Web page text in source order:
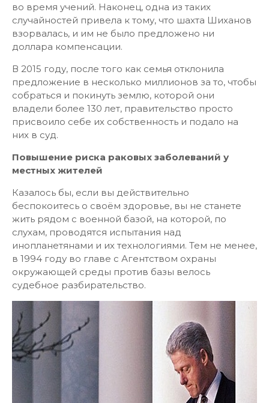
во время учений. Наконец, одна из таких
случайностей привела к тому, что шахта Шиханов
взорвалась, и им не было предложено ни
доллара компенсации.
В 2015 году, после того как семья отклонила
предложение в несколько миллионов за то, чтобы
собраться и покинуть землю, которой они
владели более 130 лет, правительство просто
присвоило себе их собственность и подало на
них в суд.
Повышение риска раковых заболеваний у
местных жителей
Казалось бы, если вы действительно
беспокоитесь о своём здоровье, вы не станете
жить рядом с военной базой, на которой, по
слухам, проводятся испытания над
инопланетянами и их технологиями. Тем не менее,
в 1994 году во главе с Агентством охраны
окружающей среды против базы велось
судебное разбирательство.